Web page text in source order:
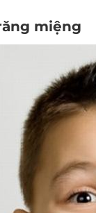
miệng